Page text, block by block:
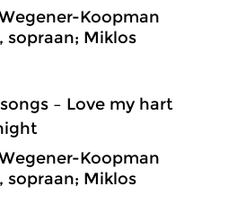
Koopman
sopraan; Miklos
– Love my hart
Koopman
sopraan; Miklos